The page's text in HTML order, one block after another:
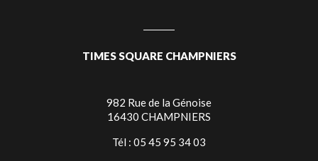
TIMES SQUARE CHAMPNIERS
982 Rue de la Génoise
16430 CHAMPNIERS
Tél : 05 45 95 34 03